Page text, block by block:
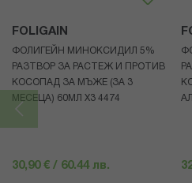
FOLIGAIN
ФОЛИГЕЙН МИНОКСИДИЛ 5%
РАЗТВОР ЗА РАСТЕЖ И ПРОТИВ
КОСОПАД ЗА МЪЖЕ (ЗА 3
МЕСЕЦА) 60МЛ X3 4474
30,90 € / 60.44 лв.